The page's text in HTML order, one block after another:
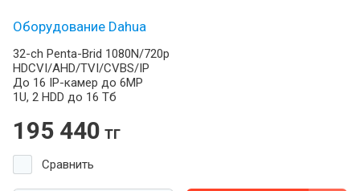
Оборудование Dahua
32-ch Penta-Brid 1080N/720p
HDCVI/AHD/TVI/CVBS/IP
До 16 IP-камер до 6MP
1U, 2 HDD до 16 Тб
195 440 тг
Сравнить